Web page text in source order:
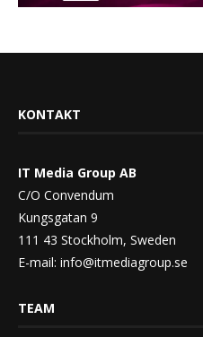
KONTAKT
IT Media Group AB
C/O Convendum
Kungsgatan 9
111 43 Stockholm, Sweden
E-mail: info@itmediagroup.se
TEAM